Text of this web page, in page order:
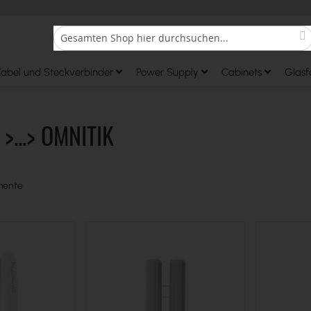
Search
und Steckverbinder Power Supply Cabinets
OMNITIK